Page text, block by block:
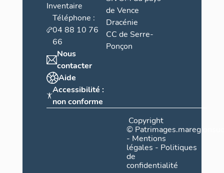
Inventaire
Téléphone :
04 88 10 76
66
Nous
contacter
Aide
Accessibilité :
non conforme
de Vence
Dracénie
CC de Serre-
Ponçon
Copyright
©
- Mentions
légales - Politiques
de
confidentialité